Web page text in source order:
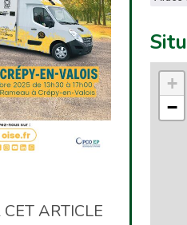
+
−
ARTICLE